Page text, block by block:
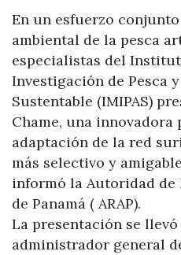
En un esfuerzo
ambiental de la pesca
especialistas del
Investigación de Pesca
Sustentable (IMIPAS)
Chame, una
adaptación de la red
más selectivo y
informó la Autoridad de
de Panamá ( ARAP).
La presentación se
administrador general